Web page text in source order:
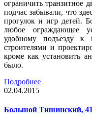
ограничить транзитное
подчас забывали, что
прогулок и игр детей.
любое ограждающее
удобному подъезду к
строителями и
кроме как установить
было.
Подробнее
02.04.2015
Большой Тишинский,